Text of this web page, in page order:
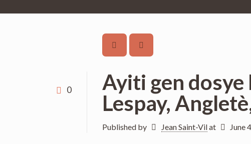
0
Ayiti gen
Lespay,
Published by Jean Saint-Vilat June